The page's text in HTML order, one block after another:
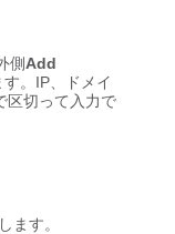
側Add
。IP、ドメイ
区切って入力で
ます。